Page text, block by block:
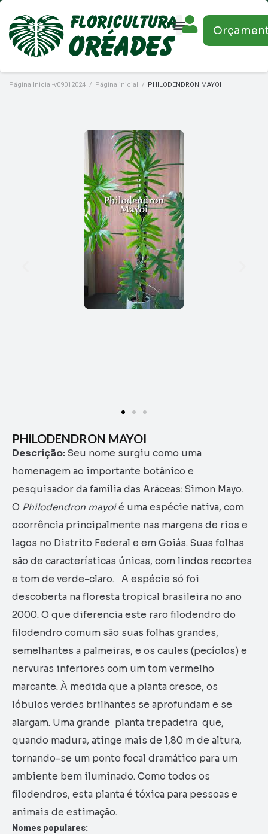
Página Inicial-v09012024 / Página inicial / PHILODENDRON MAYOI
PHILODENDRON MAYOI
Descrição: Seu nome surgiu como uma
homenagem ao importante botânico e
pesquisador da família das Aráceas: Simon Mayo.
O Philodendron mayoié uma espécie nativa, com
ocorrência principalmente nas margens de rios e
lagos no Distrito Federal e em Goiás. Suas folhas
são de características únicas, com lindos recortes
e tom de verde-claro.
A espécie só foi
descoberta na floresta tropical brasileira no ano
2000. O que diferencia este raro filodendro do
filodendro comum são suas folhas grandes,
semelhantes a palmeiras, e os caules (pecíolos) e
nervuras inferiores com um tom vermelho
marcante. À medida que a planta cresce, os
lóbulos verdes brilhantes se aprofundam e se
alargam. Uma grande planta trepadeira que,
quando madura, atinge mais de 1,80 m de altura,
tornando-se um ponto focal dramático para um
ambiente bem iluminado. Como todos os
filodendros, esta planta é tóxica para pessoas e
animais de estimação.
Nomes populares: